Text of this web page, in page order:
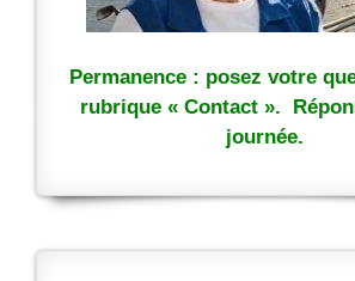
Permanence : posez votre
rubrique « Contact ».
journée.